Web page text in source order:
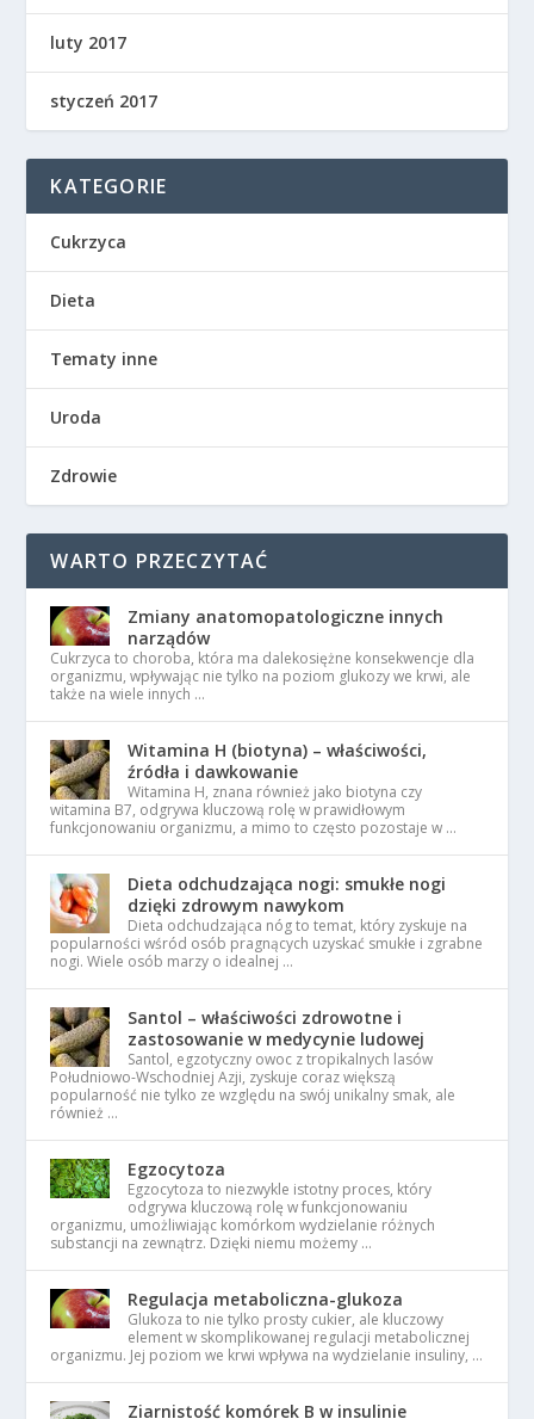
luty 2017
styczeń 2017
KATEGORIE
Cukrzyca
Dieta
Tematy inne
Uroda
Zdrowie
WARTO PRZECZYTAĆ
Zmiany anatomopatologiczne innych
narządów
Cukrzyca to choroba, która ma dalekosiężne konsekwencje dla
organizmu, wpływając nie tylko na poziom glukozy we krwi, ale
także na wiele innych …
Witamina H (biotyna) – właściwości,
źródła i dawkowanie
Witamina H, znana również jako biotyna czy
witamina B7, odgrywa kluczową rolę w prawidłowym
funkcjonowaniu organizmu, a mimo to często pozostaje w …
Dieta odchudzająca nogi: smukłe nogi
dzięki zdrowym nawykom
Dieta odchudzająca nóg to temat, który zyskuje na
popularności wśród osób pragnących uzyskać smukłe i zgrabne
nogi. Wiele osób marzy o idealnej …
Santol – właściwości zdrowotne i
zastosowanie w medycynie ludowej
Santol, egzotyczny owoc z tropikalnych lasów
Południowo-Wschodniej Azji, zyskuje coraz większą
popularność nie tylko ze względu na swój unikalny smak, ale
również …
Egzocytoza
Egzocytoza to niezwykle istotny proces, który
odgrywa kluczową rolę w funkcjonowaniu
organizmu, umożliwiając komórkom wydzielanie różnych
substancji na zewnątrz. Dzięki niemu możemy …
Regulacja metaboliczna-glukoza
Glukoza to nie tylko prosty cukier, ale kluczowy
element w skomplikowanej regulacji metabolicznej
organizmu. Jej poziom we krwi wpływa na wydzielanie insuliny, …
Ziarnistość komórek B w insulinie